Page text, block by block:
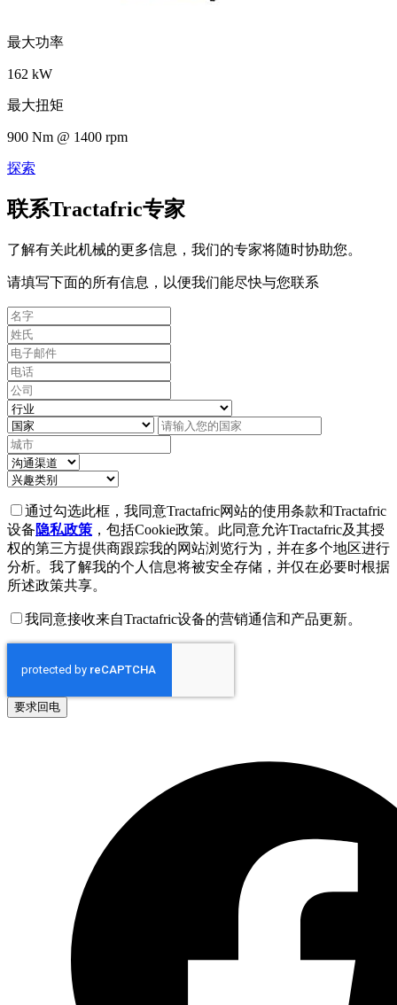
最大功率
162 kW
最大扭矩
900 Nm @ 1400 rpm
探索
联系Tractafric专家
了解有关此机械的更多信息，我们的专家将随时协助您。
请填写下面的所有信息，以便我们能尽快与您联系
通过勾选此框，我同意Tractafric网站的使用条款和Tractafric
设备隐私政策 ，包括Cookie政策。此同意允许Tractafric及其授
权的第三方提供商跟踪我的网站浏览行为，并在多个地区进行
分析。我了解我的个人信息将被安全存储，并仅在必要时根据
所述政策共享。
我同意接收来自Tractafric设备的营销通信和产品更新。